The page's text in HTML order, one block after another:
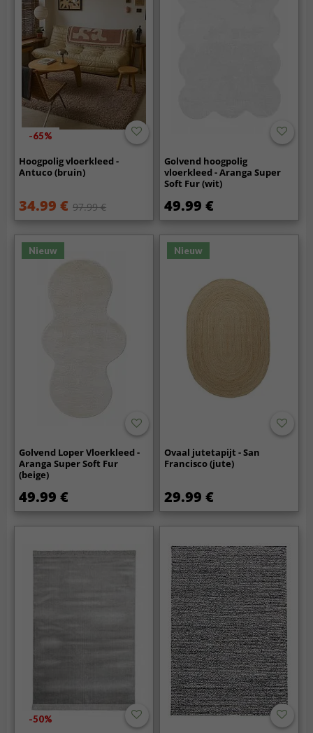
-65%
Hoogpolig vloerkleed -
Antuco (bruin)
34.99 € 97.99 €
Golvend hoogpolig
vloerkleed - Aranga Super
Soft Fur (wit)
49.99 €
Nieuw
Golvend Loper Vloerkleed -
Aranga Super Soft Fur
(beige)
49.99 €
Nieuw
Ovaal jutetapijt - San
Francisco (jute)
29.99 €
-50%